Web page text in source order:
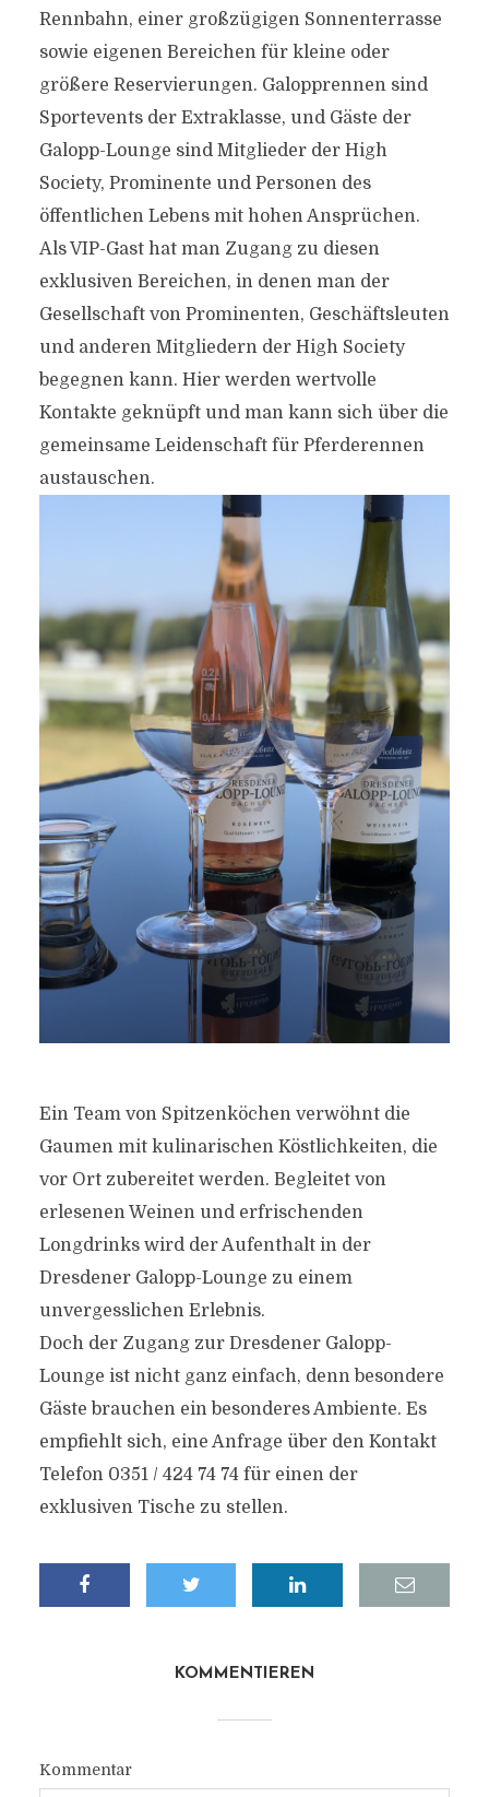
Rennbahn, einer großzügigen Sonnenterrasse
sowie eigenen Bereichen für kleine oder
größere Reservierungen. Galopprennen sind
Sportevents der Extraklasse, und Gäste der
Galopp-Lounge sind Mitglieder der High
Society, Prominente und Personen des
öffentlichen Lebens mit hohen Ansprüchen.
Als VIP-Gast hat man Zugang zu diesen
exklusiven Bereichen, in denen man der
Gesellschaft von Prominenten, Geschäftsleuten
und anderen Mitgliedern der High Society
begegnen kann. Hier werden wertvolle
Kontakte geknüpft und man kann sich über die
gemeinsame Leidenschaft für Pferderennen
austauschen.
Ein Team von Spitzenköchen verwöhnt die
Gaumen mit kulinarischen Köstlichkeiten, die
vor Ort zubereitet werden. Begleitet von
erlesenen Weinen und erfrischenden
Longdrinks wird der Aufenthalt in der
Dresdener Galopp-Lounge zu einem
unvergesslichen Erlebnis.
Doch der Zugang zur Dresdener Galopp-
Lounge ist nicht ganz einfach, denn besondere
Gäste brauchen ein besonderes Ambiente. Es
empfiehlt sich, eine Anfrage über den Kontakt
Telefon 0351 / 424 74 74 für einen der
exklusiven Tische zu stellen.
KOMMENTIEREN
Kommentar